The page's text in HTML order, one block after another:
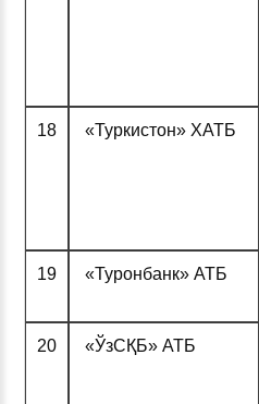
18 «Туркистон» ХАТБ
19 «Туронбанк» АТБ
20 «ЎзСҚБ» АТБ